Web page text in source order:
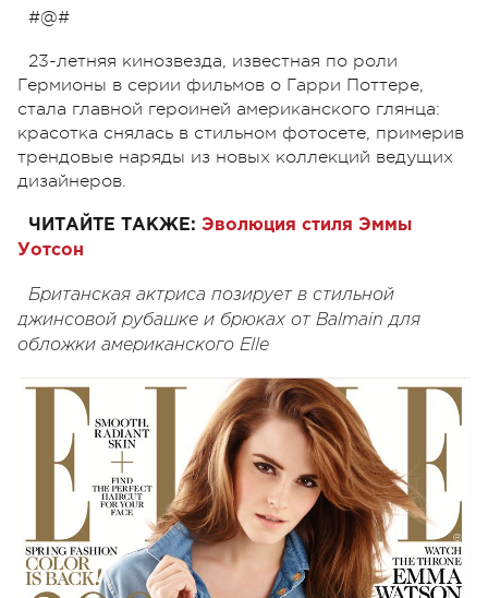
#@#
23-летняя кинозвезда, известная по роли
Гермионы в серии фильмов о Гарри Поттере,
стала главной героиней американского глянца:
красотка снялась в стильном фотосете, примерив
трендовые наряды из новых коллекций ведущих
дизайнеров.
ЧИТАЙТЕ ТАКЖЕ: Эволюция стиля Эммы
Уотсон
Британская актриса позирует в стильной
джинсовой рубашке и брюках от Balmain для
обложки американского Elle